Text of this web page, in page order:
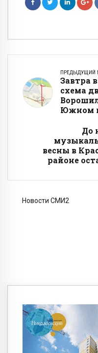
ПРЕДЫДУЩИЙ
Завтра
схема
Южном
До
весны в
районе
Новости СМИ2